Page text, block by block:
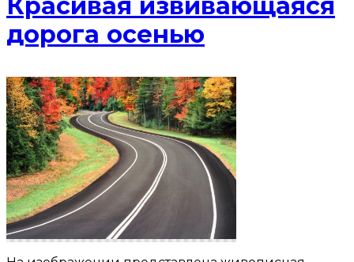
Красивая извивающаяся
дорога осенью